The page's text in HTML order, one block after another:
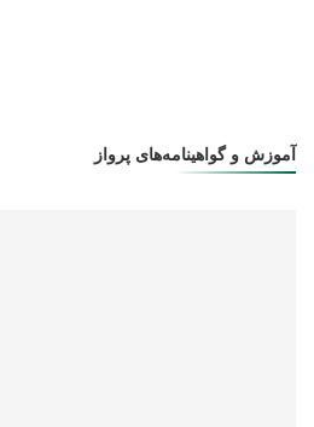
آموزش و گواهینامه‌ها‌ی پرواز